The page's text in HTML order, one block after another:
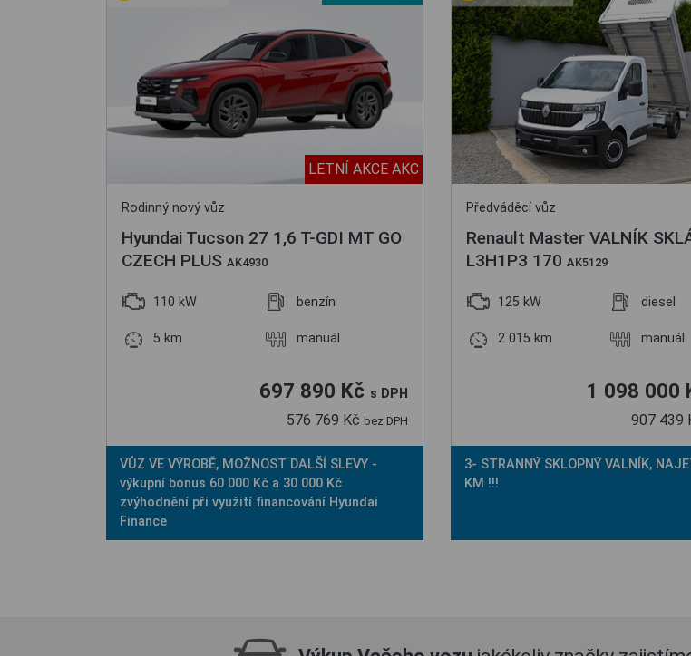
LETNÍ AKCE AKC
Rodinný nový vůz
Hyundai Tucson 27 1,6 T-GDI MT GO
CZECH PLUS AK4930
110 kW benzín
5 km manuál
697 890 Kč s DPH
576 769 Kč bez DPH
VŮZ VE VÝROBĚ, MOŽNOST DALŠÍ SLEVY -
výkupní bonus 60 000 Kč a 30 000 Kč
zvýhodnění při využití financování Hyundai
Finance
Předváděcí vůz
Renault Master VALNÍK
L3H1P3 170 AK5129
125 kW diesel
2 015 km manuál
1 098 000
907 439
3- STRANNÝ SKLOPNÝ VALNÍK,
KM !!!